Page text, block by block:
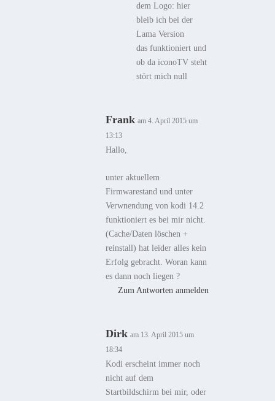
dem Logo: hier
bleib ich bei der
Lama Version
das funktioniert und
ob da iconoTV steht
stört mich null
Frank am 4. April 2015 um
13:13
Hallo,
unter aktuellem
Firmwarestand und unter
Verwnendung von kodi 14.2
funktioniert es bei mir nicht.
(Cache/Daten löschen +
reinstall) hat leider alles kein
Erfolg gebracht. Woran kann
es dann noch liegen ?
Zum Antworten anmelden
Dirk am 13. April 2015 um
18:34
Kodi erscheint immer noch
nicht auf dem
Startbildschirm bei mir, oder